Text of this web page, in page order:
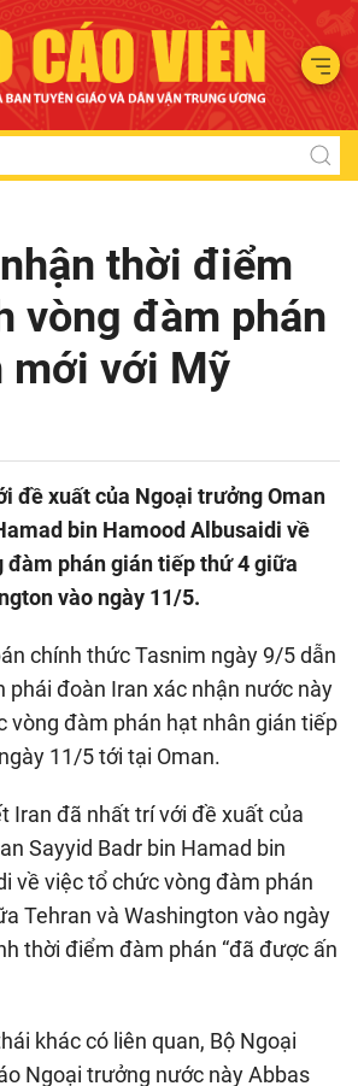
thời điểm
vòng đàm phán
mới với Mỹ
đề xuất của Ngoại trưởng Oman
bin Hamood Albusaidi về
đàm phán gián tiếp thứ 4 giữa
vào ngày 11/5.
chính thức Tasnim ngày 9/5 dẫn
phái đoàn Iran xác nhận nước này
vòng đàm phán hạt nhân gián tiếp
11/5 tới tại Oman.
Iran đã nhất trí với đề xuất của
Sayyid Badr bin Hamad bin
về việc tổ chức vòng đàm phán
Tehran và Washington vào ngày
thời điểm đàm phán “đã được ấn
khác có liên quan, Bộ Ngoại
Ngoại trưởng nước này Abbas